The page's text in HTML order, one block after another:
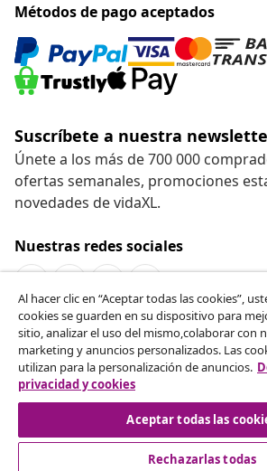
Métodos de pago aceptados
Suscríbete a nuestra
Únete a los más de 700 000
ofertas semanales, promociones
novedades de vidaXL.
Nuestras redes sociales
Desistir del contrato
Solicita la cancelación de tu pedido.
Desistir del
Al hacer clic en “Aceptar todas las cookies”,
cookies se guarden en su dispositivo para
sitio, analizar el uso del mismo,colaborar con
marketing y anuncios personalizados. Las
utilizan para la personalización de anuncios.
privacidad y cookies
Aceptar todas las
Rechazarlas todas